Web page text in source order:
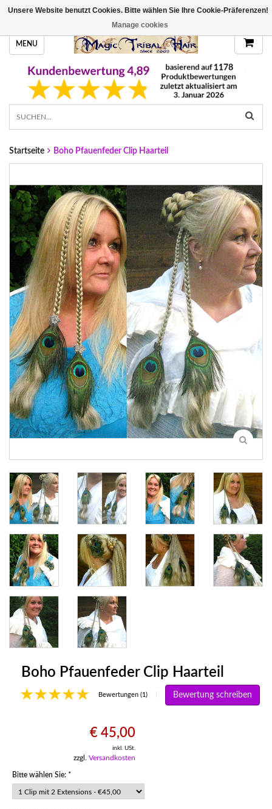
HANDGEFERTIGTE HAARTEILE, DEINE FARBE
MENU
Startseite Boho Pfauenfeder Clip Haarteil
Boho Pfauenfeder Clip Haarteil
Bewertungen (1) Bewertung schreiben
€ 45,00
inkl. USt.
zzgl. Versandkosten
Bitte wählen Sie: *
Unsere Website benutzt Cookies. Bitte wählen Sie Ihre Cookie-Präferenzen!
Manage cookies